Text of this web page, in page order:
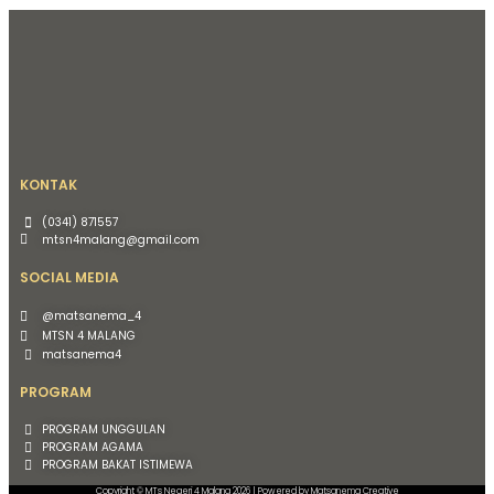
KONTAK
(0341) 871557
mtsn4malang@gmail.com
SOCIAL MEDIA
@matsanema_4
MTSN 4 MALANG
matsanema4
PROGRAM
PROGRAM UNGGULAN
PROGRAM AGAMA
PROGRAM BAKAT ISTIMEWA
Copyright © MTs Negeri 4 Malang 2026 | Powered by Matsanema Creative